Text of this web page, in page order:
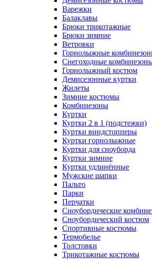
Варежки
Балаклавы
Брюки трикотажные
Брюки зимние
Ветровки
Горнолыжные
Снегоходные
Горнолыжный костюм
Демисезонные куртки
Жилеты
Зимние костюмы
Комбинезоны
Куртки
Куртки 2 в 1 (подстежки)
Куртки виндстопперы
Куртки горнолыжные
Куртки для сноуборда
Куртки зимние
Куртки удлинённые
Мужские шапки
Пальто
Парки
Перчатки
Сноубордические
Сноубордический костюм
Спортивные костюмы
Термобелье
Толстовки
Трикотажные костюмы